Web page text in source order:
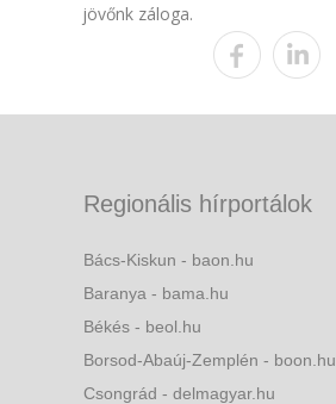
jövőnk záloga.
Regionális hírportálok
Bács-Kiskun - baon.hu
Baranya - bama.hu
Békés - beol.hu
Borsod-Abaúj-Zemplén - boon.hu
Csongrád - delmagyar.hu